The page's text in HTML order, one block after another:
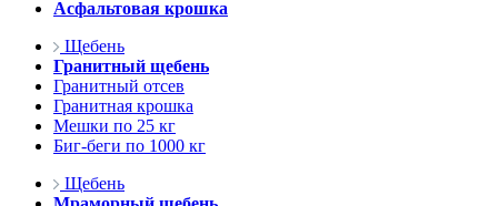
Асфальтовая крошка
Щебень
Гранитный щебень
Гранитный отсев
Гранитная крошка
Мешки по 25 кг
Биг-беги по 1000 кг
Щебень